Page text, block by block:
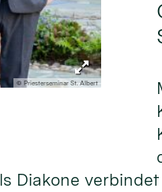
© Priesterseminar St. Albert
Diakone